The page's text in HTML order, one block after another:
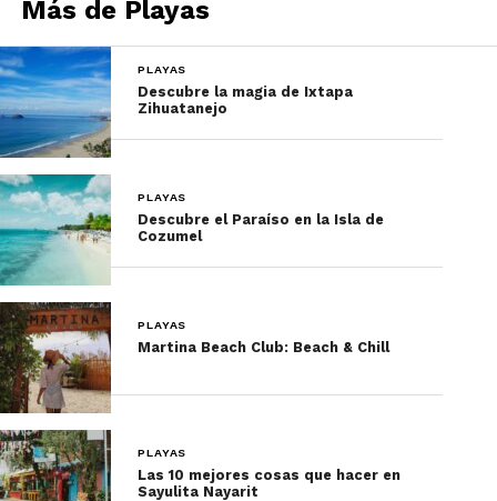
Más de Playas
PLAYAS
Descubre la magia de Ixtapa
Zihuatanejo
PLAYAS
Descubre el Paraíso en la Isla de
Cozumel
PLAYAS
Martina Beach Club: Beach & Chill
PLAYAS
Las 10 mejores cosas que hacer en
Sayulita Nayarit